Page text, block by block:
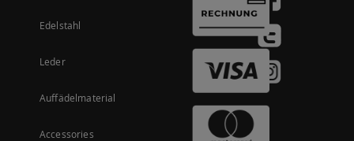
Edelstahl
Leder
Auffädelmaterial
Accessories